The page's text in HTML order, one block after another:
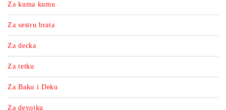
Za kuma kumu
Za sestru brata
Za decka
Za tetku
Za Baku i Deku
Za devojku